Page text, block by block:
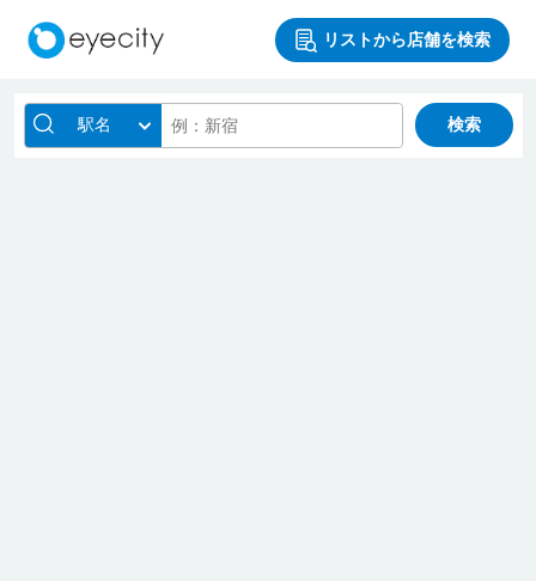
リストから店舗を検索
駅名 検索